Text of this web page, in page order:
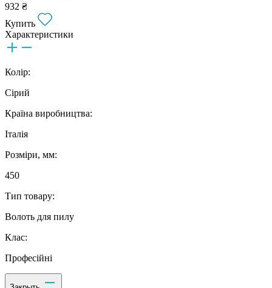
932 ₴
Купить
Характеристики
Колір:
Сірий
Країна виробництва:
Італія
Розміри, мм:
450
Тип товару:
Волоть для пилу
Клас:
Професійні